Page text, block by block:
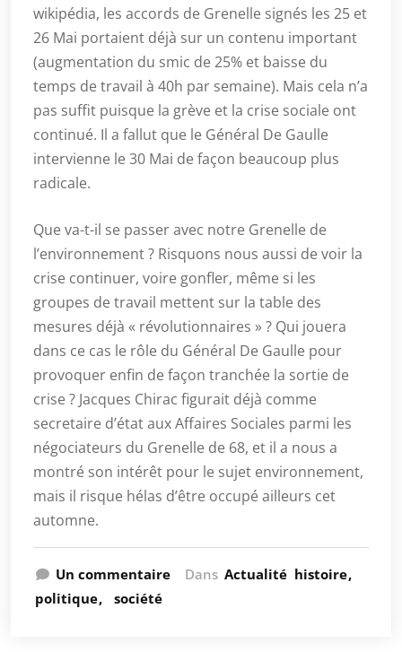
wikipédia, les accords de Grenelle signés les 25 et
26 Mai portaient déjà sur un contenu important
(augmentation du smic de 25% et baisse du
temps de travail à 40h par semaine). Mais cela n’a
pas suffit puisque la grève et la crise sociale ont
continué. Il a fallut que le Général De Gaulle
intervienne le 30 Mai de façon beaucoup plus
radicale.
Que va-t-il se passer avec notre Grenelle de
l’environnement ? Risquons nous aussi de voir la
crise continuer, voire gonfler, même si les
groupes de travail mettent sur la table des
mesures déjà « révolutionnaires » ? Qui jouera
dans ce cas le rôle du Général De Gaulle pour
provoquer enfin de façon tranchée la sortie de
crise ? Jacques Chirac figurait déjà comme
secretaire d’état aux Affaires Sociales parmi les
négociateurs du Grenelle de 68, et il a nous a
montré son intérêt pour le sujet environnement,
mais il risque hélas d’être occupé ailleurs cet
automne.
Un commentaire Dans Actualité histoire
politique
société